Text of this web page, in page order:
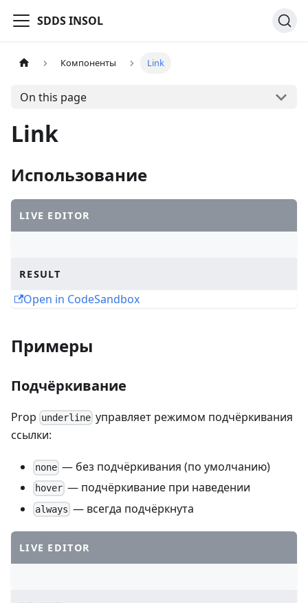
SDDS INSOL
Компоненты Link
On this page
Link
Использование
LIVE EDITOR
RESULT
Open in CodeSandbox
Примеры
Подчёркивание
Prop underline управляет режимом подчёркивания
ссылки:
none — без подчёркивания (по умолчанию)
hover — подчёркивание при наведении
always — всегда подчёркнута
LIVE EDITOR